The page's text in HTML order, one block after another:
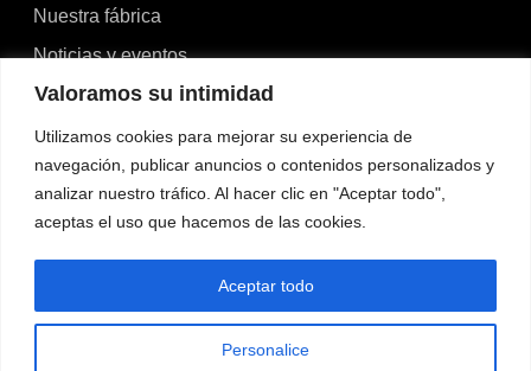
Valoramos su intimidad
Utilizamos cookies para mejorar su experiencia de
navegación, publicar anuncios o contenidos personalizados y
analizar nuestro tráfico. Al hacer clic en "Aceptar todo",
aceptas el uso que hacemos de las cookies.
Personalice
Aceptar todo
Nuestra fábrica
Noticias y eventos
Vídeos
Blogs
Contacto
Contacto
No.526, Dong'an North Road, Haizhou, Guzhen,
Zhongshan, Guangdong, China